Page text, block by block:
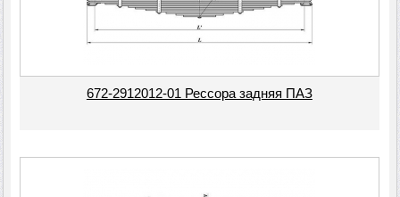
672-2912012-01 Рессора задняя ПАЗ